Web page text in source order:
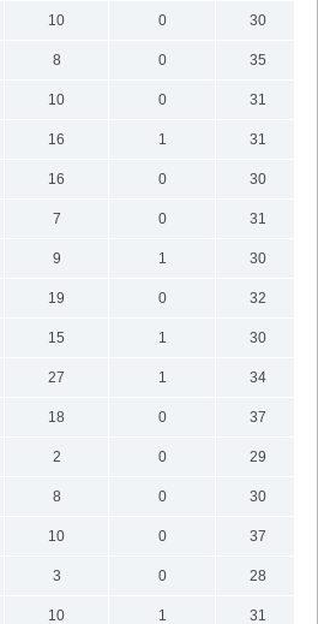
10 0
30
8 0
35
10 0
31
16 1
31
16 0
30
7 0
31
9 1
30
19 0
32
15 1
30
27 1
34
18 0
37
2 0
29
8 0
30
10 0
37
3 0
28
10 1
31